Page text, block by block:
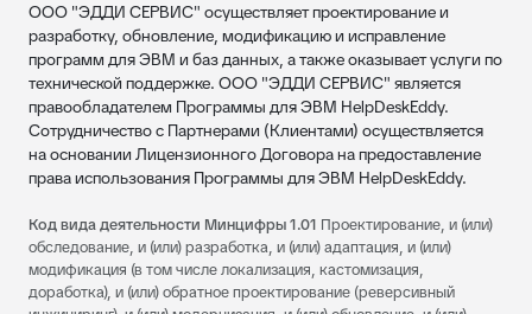
ООО "ЭДДИ СЕРВИС" осуществляет проектирование и
разработку, обновление, модификацию и исправление
программ для ЭВМ и баз данных, а также оказывает услуги по
технической поддержке. ООО "ЭДДИ СЕРВИС" является
правообладателем Программы для ЭВМ HelpDeskEddy.
Сотрудничество с Партнерами (Клиентами) осуществляется
на основании Лицензионного Договора на предоставление
права использования Программы для ЭВМ HelpDeskEddy.
Код вида деятельности Минцифры 1.01 Проектирование, и (или)
обследование, и (или) разработка, и (или) адаптация, и (или)
модификация (в том числе локализация, кастомизация,
доработка), и (или) обратное проектирование (реверсивный